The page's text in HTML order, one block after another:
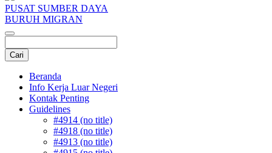
PUSAT SUMBER DAYA
BURUH MIGRAN
Beranda
Info Kerja Luar Negeri
Kontak Penting
Guidelines
#4914 (no title)
#4918 (no title)
#4913 (no title)